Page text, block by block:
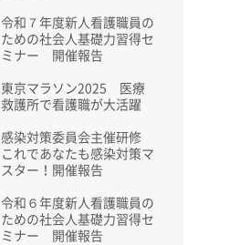
令和７年度新人看護職員の
ための社会人基礎力習得セ
ミナー 開催報告
東京マラソン2025 医療
救護所で看護職が大活躍
感染対策委員会主催研修
これであなたも感染対策マ
スター！開催報告
令和６年度新人看護職員の
ための社会人基礎力習得セ
ミナー 開催報告